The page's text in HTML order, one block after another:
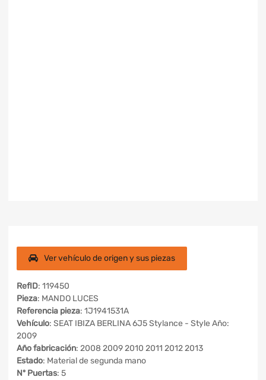
Ver vehículo de origen y sus piezas
RefID: 119450
Pieza: MANDO LUCES
Referencia pieza: 1J1941531A
Vehículo: SEAT IBIZA BERLINA 6J5 Stylance - Style Año:
2009
Año fabricación: 2008 2009 2010 2011 2012 2013
Estado: Material de segunda mano
Nº Puertas: 5